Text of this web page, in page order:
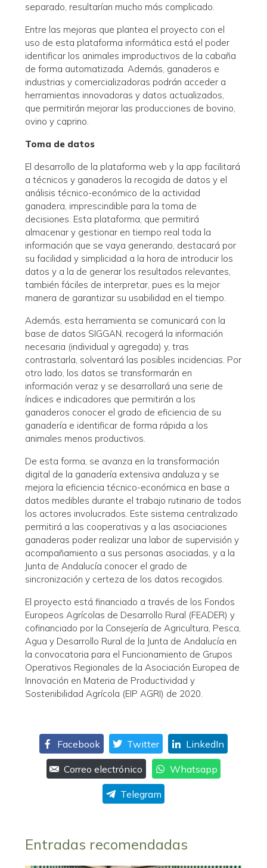
separado, resultarían mucho más complicado.
Entre las mejoras que plantea el proyecto con el
uso de esta plataforma informática está el poder
identificar los animales improductivos de la cabaña
de forma automatizada. Además, ganaderos e
industrias y comercializadoras podrán acceder a
herramientas innovadoras y datos actualizados,
que permitirán mejorar las producciones de bovino,
ovino y caprino.
Toma de datos
El desarrollo de la plataforma web y la app facilitará
a técnicos y ganaderos la recogida de datos y el
análisis técnico-económico de la actividad
ganadera, imprescindible para la toma de
decisiones. Esta plataforma, que permitirá
almacenar y gestionar en tiempo real toda la
información que se vaya generando, destacará por
su facilidad y simplicidad a la hora de introducir los
datos y a la de generar los resultados relevantes,
también fáciles de interpretar, pues es la mejor
manera de garantizar su usabilidad en el tiempo.
Además, esta herramienta se comunicará con la
base de datos SIGGAN, recogerá la información
necesaria (individual y agregada) y, tras
contrastarla, solventará las posibles incidencias. Por
otro lado, los datos se transformarán en
información veraz y se desarrollará una serie de
índices e indicadores que permitirán a los
ganaderos conocer el grado de eficiencia de su
ganadería e identificar de forma rápida a los
animales menos productivos.
De esta forma, se avanza en la transformación
digital de la ganadería extensiva andaluza y se
mejora la eficiencia técnico-económica en base a
datos medibles durante el trabajo rutinario de todos
los actores involucrados. Este sistema centralizado
permitirá a las cooperativas y a las asociaciones
ganaderas poder realizar una labor de supervisión y
acompañamiento a sus personas asociadas, y a la
Junta de Andalucía conocer el grado de
sincronización y certeza de los datos recogidos.
El proyecto está financiado a través de los Fondos
Europeos Agrícolas de Desarrollo Rural (FEADER) y
cofinanciado por la Consejería de Agricultura, Pesca,
Agua y Desarrollo Rural de la Junta de Andalucía en
la convocatoria para el Funcionamiento de Grupos
Operativos Regionales de la Asociación Europea de
Innovación en Materia de Productividad y
Sostenibilidad Agrícola (EIP AGRI) de 2020.
Facebook Twitter LinkedIn
Correo electrónico Whatsapp
Telegram
Entradas recomendadas